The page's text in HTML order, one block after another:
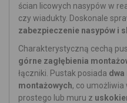
ścian licowych nasypów w
czy wiadukty. Doskonale
zabezpieczenie nasypów i
Charakterystyczną cechą
górne zagłębienia
łączniki. Pustak posiada dwa
montażowych, co
prostego lub muru z